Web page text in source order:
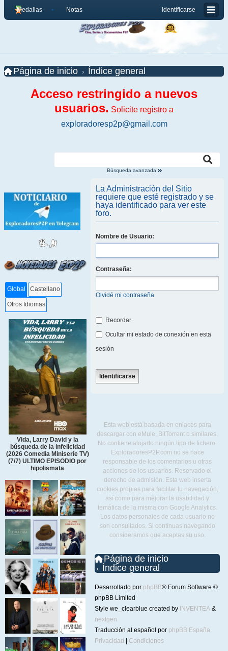
Identificarse
Medallas Notas
Página de inicio Índice general
Acceso restringido a nuevos
usuarios. Solicite registro a
exploradoresp2p@gmail.com
Búsqueda avanzada
Global Castellano
Otros Idiomas
Vida, Larry David y la
búsqueda de la infelicidad
(2026 Comedia Miniserie TV)
(7/7) ULTIMO EPISODIO por
hipolismata
La Administración del Sitio
requiere que esté registrado y se
haya identificado para ver este
foro.
Nombre de Usuario:
Contraseña:
Olvidé mi contraseña
Recordar
Ocultar mi estado de conexión en esta
sesión
Esta web está basada en enlaces para
descargar con eMule, BitTorrent o similares.
No contiene alojado ningún tipo de fichero.
ExploradoresP2P.com no se hace
responsable de los comentarios u otras
acciones de los usuarios. Reservado el
derecho de admisión. Esta web inserta
cookies propias para facilitar tu navegación,
así como para mejorar la usabilidad y
temática de la misma con Google Analytics.
Los datos personales de cada usuario no
son consultados. Si continuas navegando
consideramos que aceptas su uso.
Página de inicio
Índice general
Desarrollado por phpBB® Forum Software ©
phpBB Limited
Style we_clearblue created by INVENTEA &
nextgen
Traducción al español por phpBB España
Privacidad
Condiciones